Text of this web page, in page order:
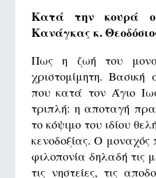
Κατά την κουρά ο
Κανάγκας κ.
Πως η ζωή του
χριστομίμητη.
που κατά τον Άγιο
τριπλή: η αποταγή
το κόψιμο του ιδίου
κενοδοξίας. Ο
φιλοπονία δηλαδή τις
τις νηστείες, τις